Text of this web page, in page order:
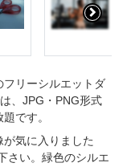
リーシルエットダ
、JPG・PNG形式
です。
気に入りました
さい。緑色のシルエ